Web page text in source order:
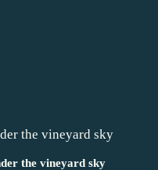
the vineyard sky